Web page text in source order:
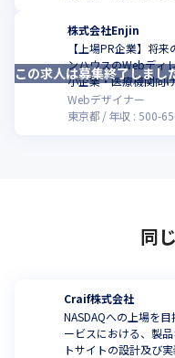
株式会社Enjin
【上場PR企業】将
ンハウスのWebディ
小企業・医療機関向
Webデザイナー
東京都
年収 :500-
この求人は募集終了しまし
同
Craif株式会社
NASDAQへの上場を
ービスにおける、製
トサイトの設計及び